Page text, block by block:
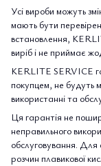
Усі вироби можуть
мають бути
встановлення,
виріб і не приймає
KERLITE SERVICE
покупцем, не будуть
використанні та
Ця гарантія не
неправильного
обслуговування.
розчин плавикової